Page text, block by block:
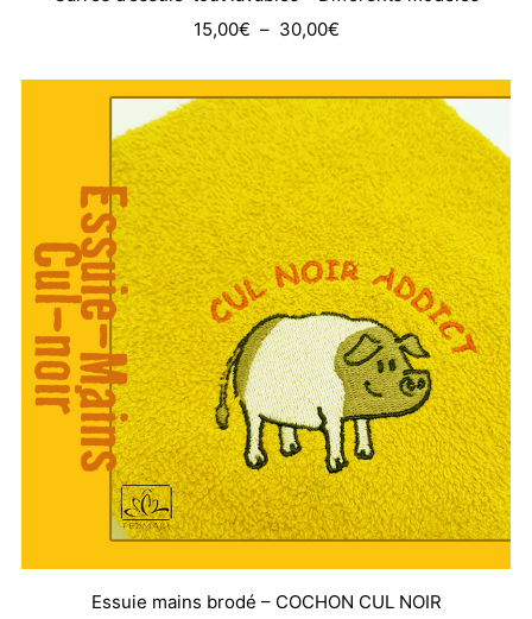
15,00€ – 30,00€Plage
prix :
15,00€
à
30,00€
Essuie mains brodé – COCHON CUL NOIR